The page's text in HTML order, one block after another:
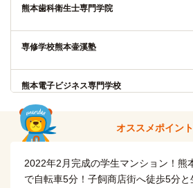
熊本大学(医学部保健学科キャンパス)
九州ルーテル学院大学(大学院)
東海大学(熊本キャンパス)
崇城大学(池田キャンパス)
熊本大学(大学院)
熊本歯科衛生士専門学院
専修学校熊本壷溪塾
熊本電子ビジネス専門学校
熊本デザイン専門学校
熊本歯科技術専門学校
オススメポイント
2022年2月完成の学生マンション！熊
で自転車5分！子飼商店街へ徒歩5分と